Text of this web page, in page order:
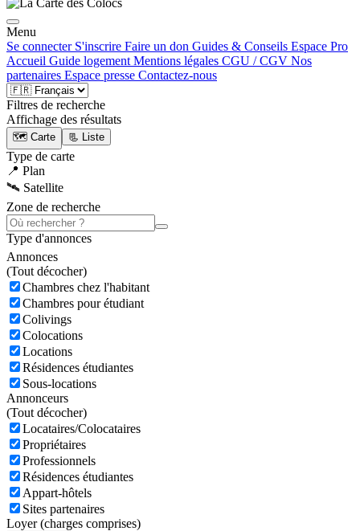
Menu
Se connecter S'inscrire Faire un don Guides & Conseils Espace Pro
Accueil Guide logement Mentions légales CGU / CGV Nos
partenaires Espace presse Contactez-nous
Filtres de recherche
Affichage des résultats
🗺️ Carte 📃 Liste
Type de carte
📍 Plan
🛰️ Satellite
Zone de recherche
Type d'annonces
Annonces
(Tout décocher)
Chambres chez l'habitant
Chambres pour étudiant
Colivings
Colocations
Locations
Résidences étudiantes
Sous-locations
Annonceurs
(Tout décocher)
Locataires/Colocataires
Propriétaires
Professionnels
Résidences étudiantes
Appart-hôtels
Sites partenaires
Loyer (charges comprises)